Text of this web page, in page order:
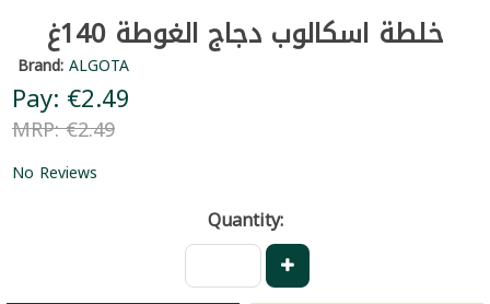
خلطة اسكالوب دجاج الغوطة 140غ
Brand:ALGOTA
Pay: €2.49
MRP: €2.49
No Reviews
Quantity: